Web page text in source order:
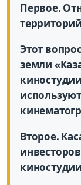
Первое.
Этот
земли
Второе.